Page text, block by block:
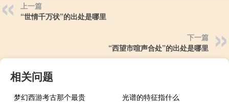
上一篇
“世情千万状”的出处是哪里
下一篇
“西望市喧声合处”的出处是哪里
相关问题
梦幻西游考古那个最贵
光谱的特征指什么